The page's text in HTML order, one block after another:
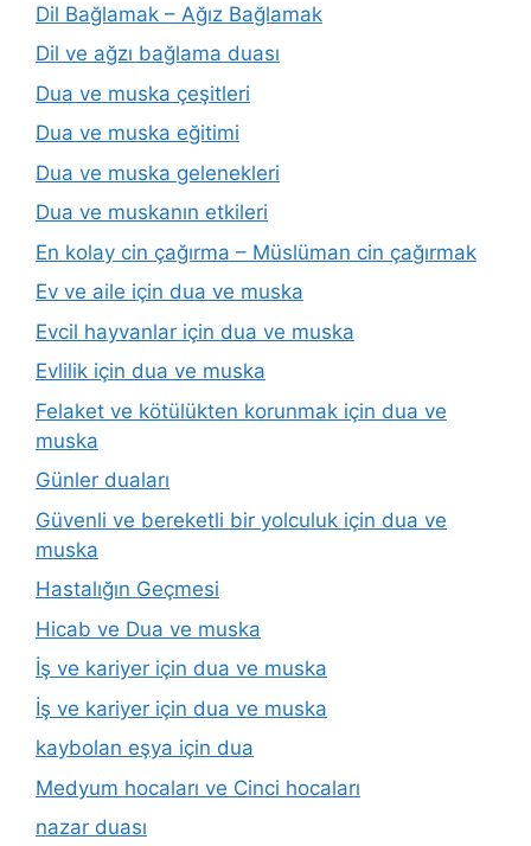
Dil Bağlamak – Ağız Bağlamak
Dil ve ağzı bağlama duası
Dua ve muska çeşitleri
Dua ve muska eğitimi
Dua ve muska gelenekleri
Dua ve muskanın etkileri
En kolay cin çağırma – Müslüman cin çağırmak
Ev ve aile için dua ve muska
Evcil hayvanlar için dua ve muska
Evlilik için dua ve muska
Felaket ve kötülükten korunmak için dua ve
muska
Günler duaları
Güvenli ve bereketli bir yolculuk için dua ve
muska
Hastalığın Geçmesi
Hicab ve Dua ve muska
İş ve kariyer için dua ve muska
İş ve kariyer için dua ve muska
kaybolan eşya için dua
Medyum hocaları ve Cinci hocaları
nazar duası